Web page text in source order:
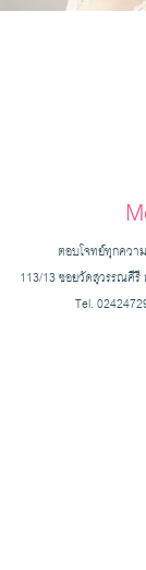
ตอบโจทย์ทุกควา
113/13 ซอยวัดสุวรรณคีรี
Tel.